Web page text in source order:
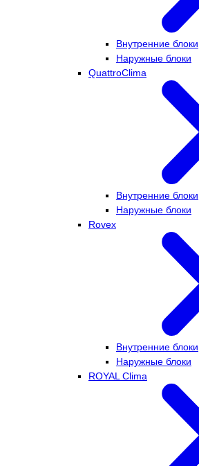
Внутренние блоки
Наружные блоки
QuattroClima
Внутренние блоки
Наружные блоки
Rovex
Внутренние блоки
Наружные блоки
ROYAL Clima